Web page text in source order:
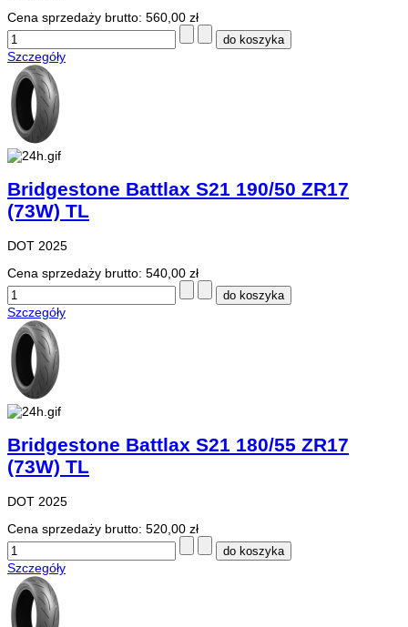
Cena sprzedaży brutto: 560,00 zł
Szczegóły
Bridgestone Battlax S21 190/50 ZR17
(73W) TL
DOT 2025
Cena sprzedaży brutto: 540,00 zł
Szczegóły
Bridgestone Battlax S21 180/55 ZR17
(73W) TL
DOT 2025
Cena sprzedaży brutto: 520,00 zł
Szczegóły